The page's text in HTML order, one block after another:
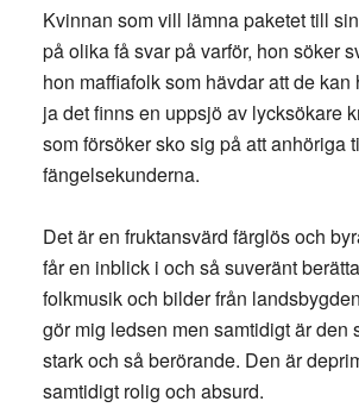
Kvinnan som vill lämna paketet till
på olika få svar på varför, hon söker
hon maffiafolk som hävdar att de kan
ja det finns en uppsjö av lycksökare
som försöker sko sig på att anhöriga
fängelsekunderna.
Det är en fruktansvärd färglös och
får en inblick i och så suveränt
folkmusik och bilder från
gör mig ledsen men samtidigt är den
stark och så berörande. Den är
samtidigt rolig och absurd.